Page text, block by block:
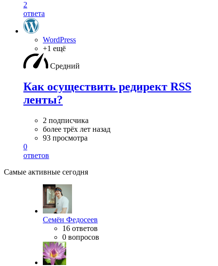
2
ответа
WordPress
+1 ещё
Средний
Как осуществить редирект RSS
ленты?
2 подписчика
более трёх лет назад
93 просмотра
0
ответов
Самые активные сегодня
Семён Федосеев
16 ответов
0 вопросов